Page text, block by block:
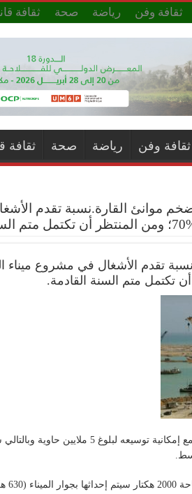
ثقافة وفن رياضة صحة ثقافة
ثقافة وفن رياضة صحة ثقافة
موانئ القارة.نسبة تقدم
تقدم الأشغال في مشروع ميناء
ميناء الناظور سيتسع لمعالجة 3 ملايين حاوية مع إمكانية توسيعه
منطقة